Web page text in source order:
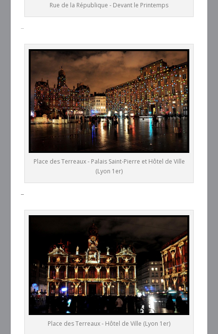
Rue de la République - Devant le Printemps
–
Place des Terreaux - Palais Saint-Pierre et Hôtel de Ville
(Lyon 1er)
–
Place des Terreaux - Hôtel de Ville (Lyon 1er)